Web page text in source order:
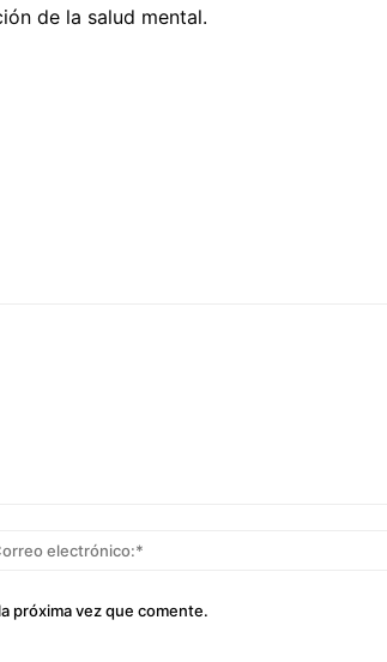
de la salud mental.
próxima vez que comente.